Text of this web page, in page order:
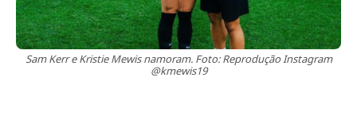
Sam Kerr e Kristie Mewis namoram. Foto: Reprodução Instagram
@kmewis19